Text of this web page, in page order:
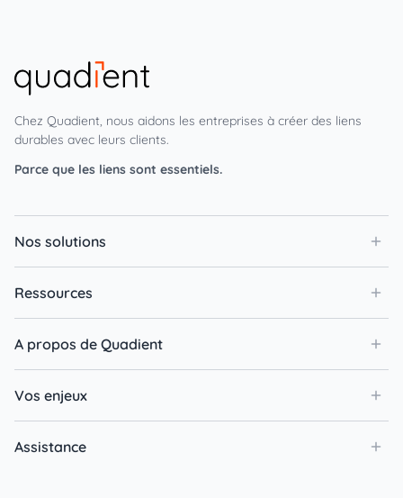
Chez Quadient, nous aidons les entreprises à créer des liens
durables avec leurs clients.
Parce que les liens sont essentiels.
Nos solutions
Ressources
A propos de Quadient
Vos enjeux
Assistance